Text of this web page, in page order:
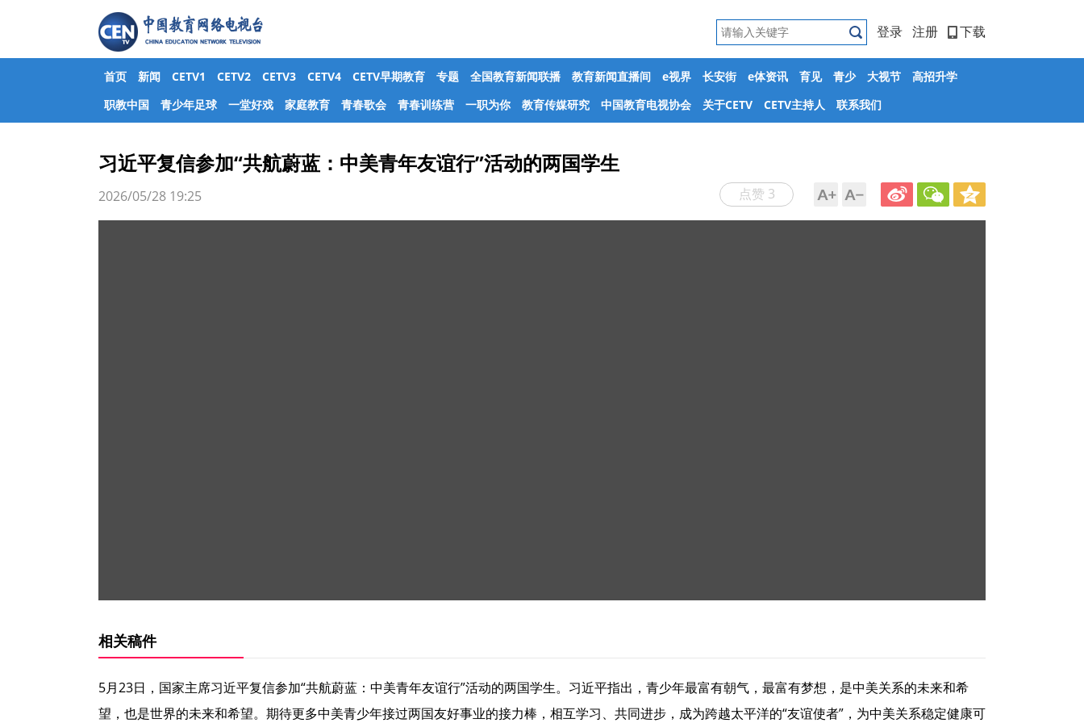
登录 注册 下载
首页 新闻 CETV1 CETV2 CETV3 CETV4 CETV早期教育 专题 全国教育新闻联播 教育新闻直播间 e视界 长安街 e体资讯 育见 青少 大视节
高招升学
职教中国
青少年足球 一堂好戏 家庭教育 青春歌会 青春训练营 一职为你 教育传媒研究 中国教育电视协会 关于CETV CETV主持人 联系我们
习近平复信参加“共航蔚蓝：中美青年友谊行”活动的两国学生
点赞 3
2026/05/28 19:25
相关稿件
5月23日，国家主席习近平复信参加“共航蔚蓝：中美青年友谊行”活动的两国学生。习近平指出，青少年最富有朝气，最富有梦想，是中美关系的未来和希
望，也是世界的未来和希望。期待更多中美青少年接过两国友好事业的接力棒，相互学习、共同进步，成为跨越太平洋的“友谊使者”，为中美关系稳定健康可